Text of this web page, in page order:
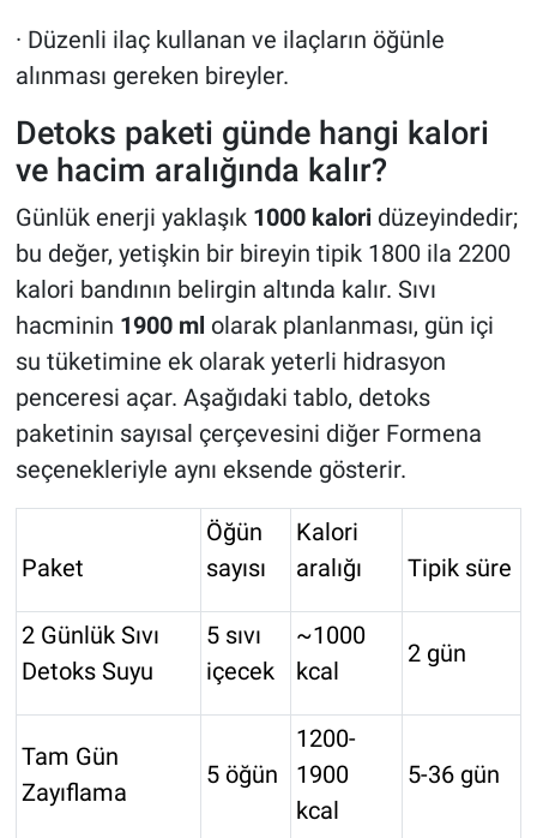
· Düzenli ilaç kullanan ve ilaçların öğünle
alınması gereken bireyler.
Detoks paketi günde hangi kalori
ve hacim aralığında kalır?
Günlük enerji yaklaşık 1000 kaloridüzeyindedir;
bu değer, yetişkin bir bireyin tipik 1800 ila 2200
kalori bandının belirgin altında kalır. Sıvı
hacminin 1900 ml olarak planlanması, gün içi
su tüketimine ek olarak yeterli hidrasyon
penceresi açar. Aşağıdaki tablo, detoks
paketinin sayısal çerçevesini diğer Formena
seçenekleriyle aynı eksende gösterir.
Paket
Öğün
sayısı
Kalori
aralığı
Tipik süre
2 Günlük Sıvı
Detoks Suyu
5 sıvı
içecek
~1000
kcal
2 gün
Tam Gün
Zayıflama
5 öğün
1200-
1900
kcal
5-36 gün